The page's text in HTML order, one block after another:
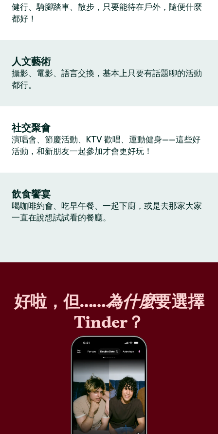
健行、騎腳踏車、散步，只要能待在戶外，隨便什麼
都好！
人文藝術
攝影、電影、語言交換，基本上只要有話題聊的活動
都行。
社交聚會
演唱會、節慶活動、KTV 歡唱、運動健身——這些好
活動，和新朋友一起參加才會更好玩！
飲食饗宴
喝咖啡約會、吃早午餐、一起下廚，或是去那家大家
一直在說想試試看的餐廳。
好啦，但……為什麼要選擇
Tinder？